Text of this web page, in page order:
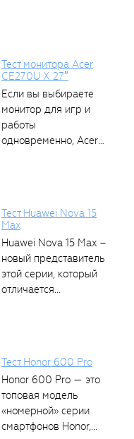
Тест монитора Acer
CE270U X 27″
Если вы выбираете
монитор для игр и
работы
одновременно, Acer
Тест Huawei Nova 15
Max
Huawei Nova 15 Max –
новый представитель
этой серии, который
отличается...
Тест Honor 600 Pro
Honor 600 Pro — это
топовая модель
«номерной» серии
смартфонов Honor,...